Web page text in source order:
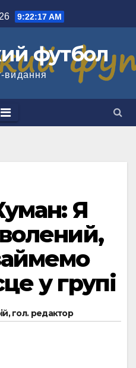
9:22:18 AM
футбол
видання
Я
у групі
гол. редактор